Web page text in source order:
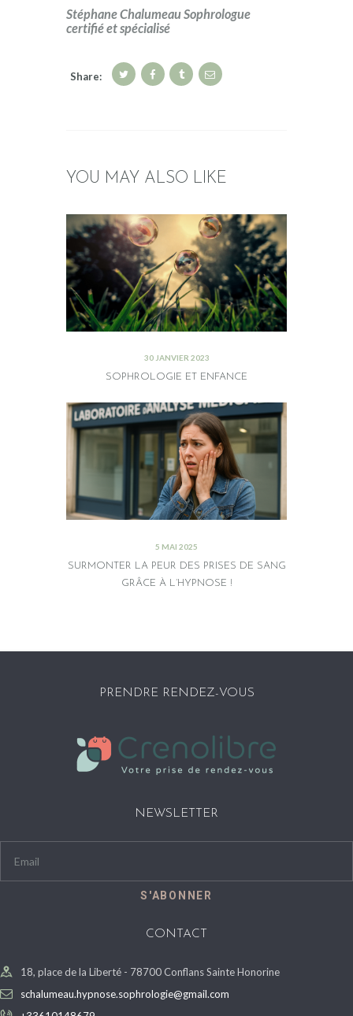
Stéphane Chalumeau Sophrologue
certifié et spécialisé
Share:
YOU MAY ALSO LIKE
30 JANVIER 2023
SOPHROLOGIE ET ENFANCE
5 MAI 2025
SURMONTER LA PEUR DES PRISES DE SANG
GRÂCE À L’HYPNOSE !
PRENDRE RENDEZ-VOUS
NEWSLETTER
CONTACT
18, place de la Liberté - 78700 Conflans Sainte Honorine
schalumeau.hypnose.sophrologie@gmail.com